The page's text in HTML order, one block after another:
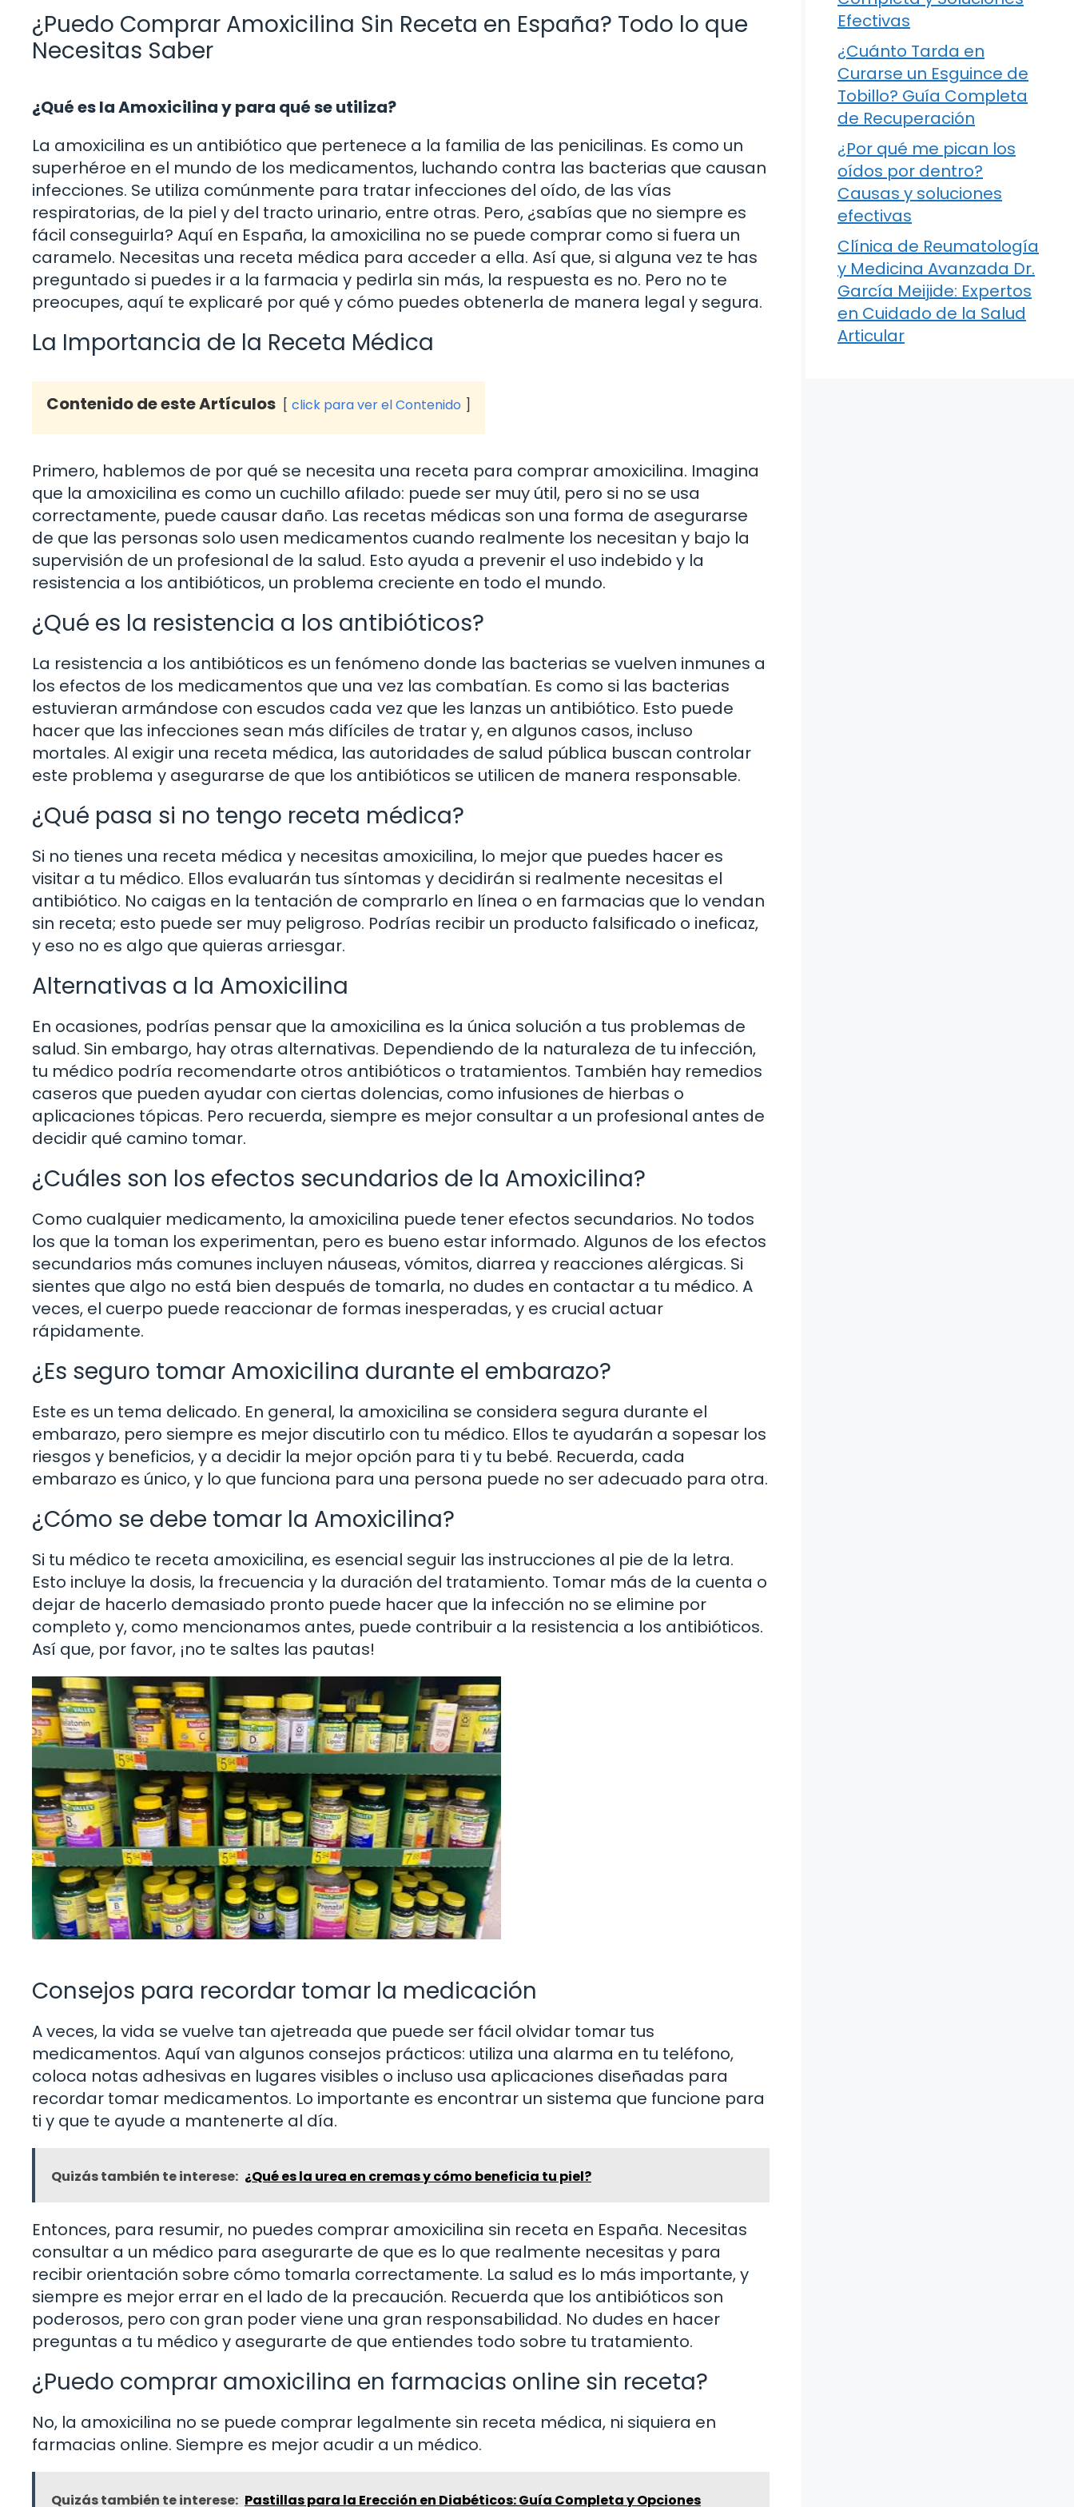
¿Puedo Comprar Amoxicilina Sin Receta en España? Todo lo que
Necesitas Saber
¿Qué es la Amoxicilina y para qué se utiliza?
La amoxicilina es un antibiótico que pertenece a la familia de las penicilinas. Es como un
superhéroe en el mundo de los medicamentos, luchando contra las bacterias que causan
infecciones. Se utiliza comúnmente para tratar infecciones del oído, de las vías
respiratorias, de la piel y del tracto urinario, entre otras. Pero, ¿sabías que no siempre es
fácil conseguirla? Aquí en España, la amoxicilina no se puede comprar como si fuera un
caramelo. Necesitas una receta médica para acceder a ella. Así que, si alguna vez te has
preguntado si puedes ir a la farmacia y pedirla sin más, la respuesta es no. Pero no te
preocupes, aquí te explicaré por qué y cómo puedes obtenerla de manera legal y segura.
La Importancia de la Receta Médica
Contenido de este Artículos click para ver el Contenido
Primero, hablemos de por qué se necesita una receta para comprar amoxicilina. Imagina
que la amoxicilina es como un cuchillo afilado: puede ser muy útil, pero si no se usa
correctamente, puede causar daño. Las recetas médicas son una forma de asegurarse
de que las personas solo usen medicamentos cuando realmente los necesitan y bajo la
supervisión de un profesional de la salud. Esto ayuda a prevenir el uso indebido y la
resistencia a los antibióticos, un problema creciente en todo el mundo.
¿Qué es la resistencia a los antibióticos?
La resistencia a los antibióticos es un fenómeno donde las bacterias se vuelven inmunes a
los efectos de los medicamentos que una vez las combatían. Es como si las bacterias
estuvieran armándose con escudos cada vez que les lanzas un antibiótico. Esto puede
hacer que las infecciones sean más difíciles de tratar y, en algunos casos, incluso
mortales. Al exigir una receta médica, las autoridades de salud pública buscan controlar
este problema y asegurarse de que los antibióticos se utilicen de manera responsable.
¿Qué pasa si no tengo receta médica?
Si no tienes una receta médica y necesitas amoxicilina, lo mejor que puedes hacer es
visitar a tu médico. Ellos evaluarán tus síntomas y decidirán si realmente necesitas el
antibiótico. No caigas en la tentación de comprarlo en línea o en farmacias que lo vendan
sin receta; esto puede ser muy peligroso. Podrías recibir un producto falsificado o ineficaz,
y eso no es algo que quieras arriesgar.
Alternativas a la Amoxicilina
En ocasiones, podrías pensar que la amoxicilina es la única solución a tus problemas de
salud. Sin embargo, hay otras alternativas. Dependiendo de la naturaleza de tu infección,
tu médico podría recomendarte otros antibióticos o tratamientos. También hay remedios
caseros que pueden ayudar con ciertas dolencias, como infusiones de hierbas o
aplicaciones tópicas. Pero recuerda, siempre es mejor consultar a un profesional antes de
decidir qué camino tomar.
¿Cuáles son los efectos secundarios de la Amoxicilina?
Como cualquier medicamento, la amoxicilina puede tener efectos secundarios. No todos
los que la toman los experimentan, pero es bueno estar informado. Algunos de los efectos
secundarios más comunes incluyen náuseas, vómitos, diarrea y reacciones alérgicas. Si
sientes que algo no está bien después de tomarla, no dudes en contactar a tu médico. A
veces, el cuerpo puede reaccionar de formas inesperadas, y es crucial actuar
rápidamente.
¿Es seguro tomar Amoxicilina durante el embarazo?
Este es un tema delicado. En general, la amoxicilina se considera segura durante el
embarazo, pero siempre es mejor discutirlo con tu médico. Ellos te ayudarán a sopesar los
riesgos y beneficios, y a decidir la mejor opción para ti y tu bebé. Recuerda, cada
embarazo es único, y lo que funciona para una persona puede no ser adecuado para otra.
¿Cómo se debe tomar la Amoxicilina?
Si tu médico te receta amoxicilina, es esencial seguir las instrucciones al pie de la letra.
Esto incluye la dosis, la frecuencia y la duración del tratamiento. Tomar más de la cuenta o
dejar de hacerlo demasiado pronto puede hacer que la infección no se elimine por
completo y, como mencionamos antes, puede contribuir a la resistencia a los antibióticos.
Así que, por favor, ¡no te saltes las pautas!
Consejos para recordar tomar la medicación
A veces, la vida se vuelve tan ajetreada que puede ser fácil olvidar tomar tus
medicamentos. Aquí van algunos consejos prácticos: utiliza una alarma en tu teléfono,
coloca notas adhesivas en lugares visibles o incluso usa aplicaciones diseñadas para
recordar tomar medicamentos. Lo importante es encontrar un sistema que funcione para
ti y que te ayude a mantenerte al día.
Quizás también te interese: ¿Qué es la urea en cremas y cómo beneficia tu piel?
Entonces, para resumir, no puedes comprar amoxicilina sin receta en España. Necesitas
consultar a un médico para asegurarte de que es lo que realmente necesitas y para
recibir orientación sobre cómo tomarla correctamente. La salud es lo más importante, y
siempre es mejor errar en el lado de la precaución. Recuerda que los antibióticos son
poderosos, pero con gran poder viene una gran responsabilidad. No dudes en hacer
preguntas a tu médico y asegurarte de que entiendes todo sobre tu tratamiento.
¿Puedo comprar amoxicilina en farmacias online sin receta?
No, la amoxicilina no se puede comprar legalmente sin receta médica, ni siquiera en
farmacias online. Siempre es mejor acudir a un médico.
Quizás también te interese: Pastillas para la Erección en Diabéticos: Guía Completa y Opciones
Efectivas
¿Cuánto Tarda en
Curarse un Esguince de
Tobillo? Guía Completa
de Recuperación
¿Por qué me pican los
oídos por dentro?
Causas y soluciones
efectivas
Clínica de Reumatología
y Medicina Avanzada Dr.
García Meijide: Expertos
en Cuidado de la Salud
Articular